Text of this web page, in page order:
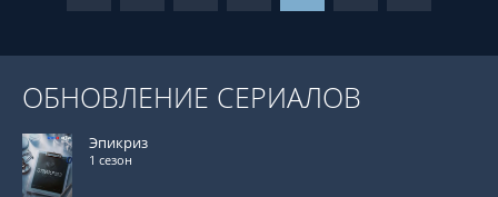
ОБНОВЛЕНИЕ СЕРИАЛОВ
Эпикриз
1 сезон